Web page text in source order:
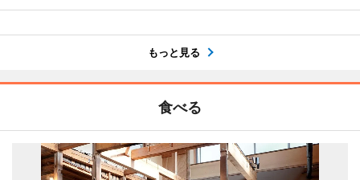
もっと見る
食べる